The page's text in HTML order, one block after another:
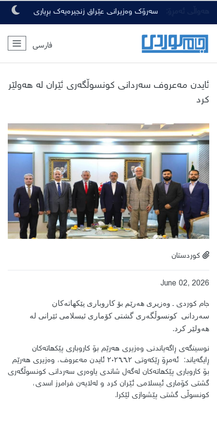
سەرۆک وەزیرانی عێراق زنجیرەیەک بڕیاری
گرنگی لەبارەی ڕەوشی ئەمنی دەرکرد
فارسی
ئایدن مەعروف سەردانی کونسوڵگەرى ئێران لە هەولێر
کرد
کوردستان
June 02, 2026
جام کوردی ـ وەزیری ھەرێم بۆ کاروباری پێکھاتەکان
سەردانی کونسوڵگەرى گشتى کۆمارى ئیسلامى ئێرانی لە
هەولێر کرد.
نوسینگەی ڕاگەیاندنی وەزیری ھەرێم بۆ کاروباری پێکھاتەکان
ڕایگەیاند:
ئەمڕۆ ڕێکەوتی ۲ـ٦ـ۲٠۲٦ ئایدن مەعروف، وەزیری ھەرێم
بۆ کاروباری پێکھاتەکان لەگەل شاندی یاوەری سەردانی کونسوڵگەرى
گشتى کۆمارى ئیسلامى ئێران کرد و لەلایەن فرامرز اسدی،
کونسوڵی گشتی پێشوازی لێکرا.